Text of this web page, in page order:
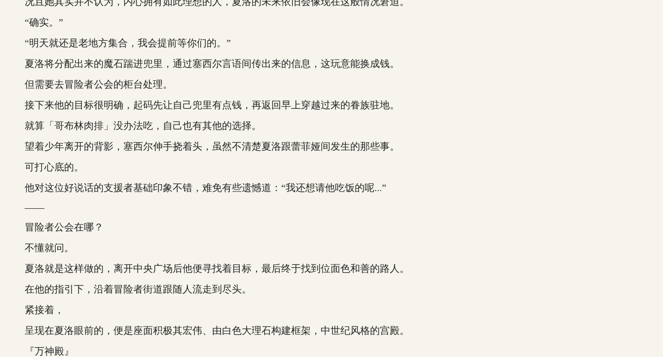
“确实。”
“明天就还是老地方集合，我会提前等你们的。”
夏洛将分配出来的魔石踹进兜里，通过塞西尔言语间传出来的信息，这玩意能换成钱。
但需要去冒险者公会的柜台处理。
接下来他的目标很明确，起码先让自己兜里有点钱，再返回早上穿越过来的眷族驻地。
就算「哥布林肉排」没办法吃，自己也有其他的选择。
望着少年离开的背影，塞西尔伸手挠着头，虽然不清楚夏洛跟蕾菲娅间发生的那些事。
可打心底的。
他对这位好说话的支援者基础印象不错，难免有些遗憾道：“我还想请他吃饭的呢...”
——
冒险者公会在哪？
不懂就问。
夏洛就是这样做的，离开中央广场后他便寻找着目标，最后终于找到位面色和善的路人。
在他的指引下，沿着冒险者街道跟随人流走到尽头。
紧接着，
呈现在夏洛眼前的，便是座面积极其宏伟、由白色大理石构建框架，中世纪风格的宫殿。
『万神殿』